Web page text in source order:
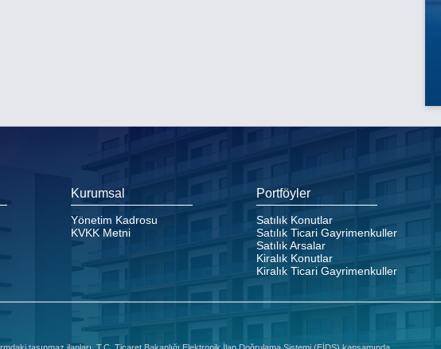
Kurumsal
Yönetim Kadrosu
KVKK Metni
Portföyler
Satılık Konutlar
Satılık Ticari Gayrimenkuller
Satılık Arsalar
Kiralık Konutlar
Kiralık Ticari Gayrimenkuller